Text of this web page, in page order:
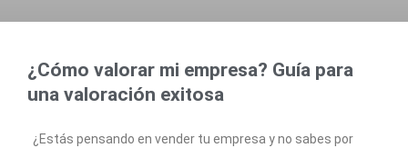
¿Cómo valorar mi empresa? Guía para
una valoración exitosa
¿Estás pensando en vender tu empresa y no sabes por